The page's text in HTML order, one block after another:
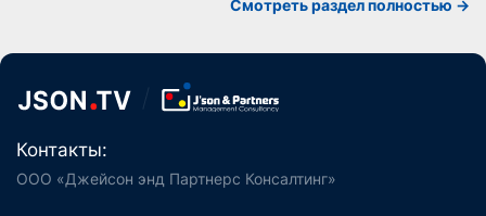
Смотреть раздел полностью ->
Контакты:
ООО «Джейсон энд Партнерс Консалтинг»